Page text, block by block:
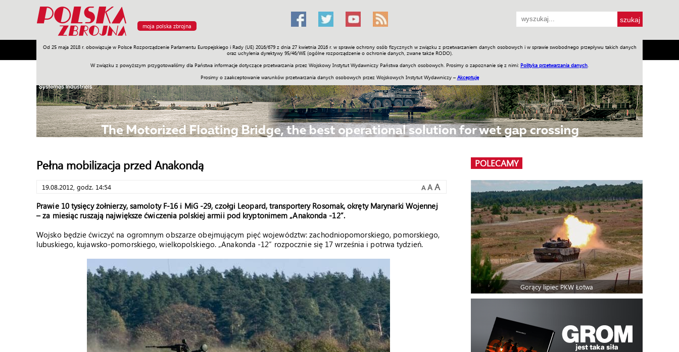
moja polska zbrojna
Od 25 maja 2018 r. obowiązuje w Polsce Rozporządzenie Parlamentu Europejskiego i Rady (UE) 2016/679 z dnia 27 kwietnia 2016 r. w sprawie ochrony osób fizycznych w związku z przetwarzaniem danych osobowych i w sprawie swobodnego przepływu takich danych
oraz uchylenia dyrektywy 95/46/WE (ogólne rozporządzenie o ochronie danych, zwane także RODO).
W związku z powyższym przygotowaliśmy dla Państwa informacje dotyczące przetwarzania przez Wojskowy Instytut Wydawniczy Państwa danych osobowych. Prosimy o zapoznanie się z nimi: Polityka przetwarzania danych
Prosimy o zaakceptowanie warunków przetwarzania danych osobowych przez Wojskowych Instytut Wydawniczy – Akceptuję
Armia Poligon Sprzęt Misje Polityka Prawo Świat Społeczność Sport Historia Galerie Wideo ENGLISH SKLEP Jednodniówki Praca w WIW
Pełna mobilizacja przed Anakondą
19.08.2012, godz. 14:54 A A A
Prawie 10 tysięcy żołnierzy, samoloty F-16 i MiG -29, czołgi Leopard, transportery Rosomak, okręty Marynarki Wojennej
– za miesiąc ruszają największe ćwiczenia polskiej armii pod kryptonimem „Anakonda -12”.
Wojsko będzie ćwiczyć na ogromnym obszarze obejmującym pięć województw: zachodniopomorskiego, pomorskiego,
lubuskiego, kujawsko-pomorskiego, wielkopolskiego. „Anakonda -12” rozpocznie się 17 września i potrwa tydzień.
POLECAMY
Gorący lipiec PKW Łotwa